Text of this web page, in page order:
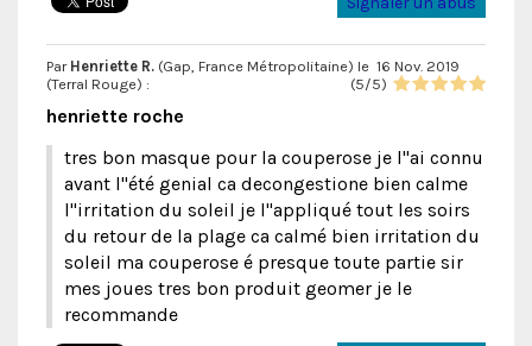
Par Henriette R. (Gap, France Métropolitaine) le 16 Nov. 2019
(Terral Rouge) : (5/5)
henriette roche
tres bon masque pour la couperose je l"ai connu
avant l"été genial ca decongestione bien calme
l"irritation du soleil je l"appliqué tout les soirs
du retour de la plage ca calmé bien irritation du
soleil ma couperose é presque toute partie sir
mes joues tres bon produit geomer je le
recommande